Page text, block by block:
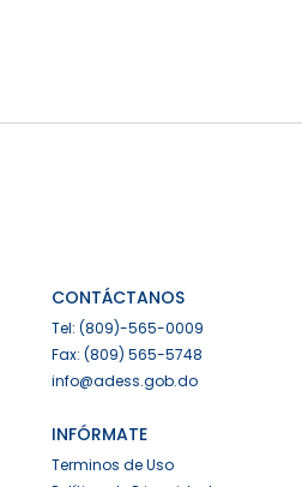
CONTÁCTANOS
Tel: (809)-565-0009
Fax: (809) 565-5748
info@adess.gob.do
INFÓRMATE
Terminos de Uso